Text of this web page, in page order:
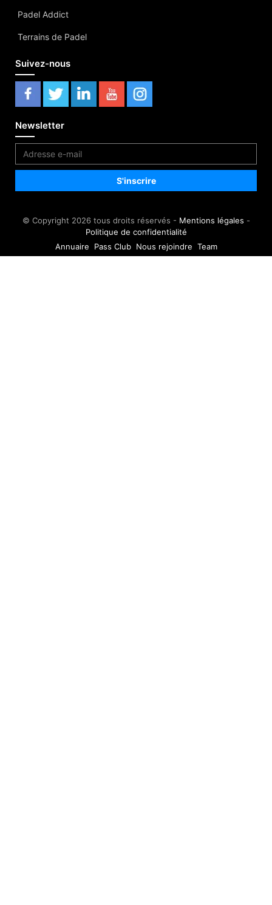
Padel Addict
Terrains de Padel
Suivez-nous
Newsletter
© Copyright 2026 tous droits réservés - Mentions légales -
Politique de confidentialité
Annuaire
Pass Club Nous rejoindre Team